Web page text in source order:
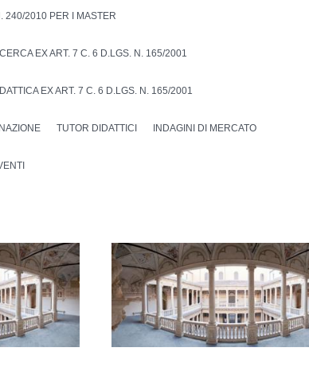
240/2010 PER I MASTER
EX ART. 7 C. 6 D.LGS. N. 165/2001
EX ART. 7 C. 6 D.LGS. N. 165/2001
TUTOR DIDATTICI INDAGINI DI MERCATO